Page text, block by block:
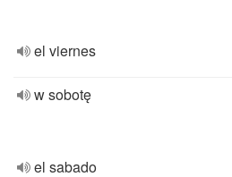
el viernes
w sobotę
el sabado